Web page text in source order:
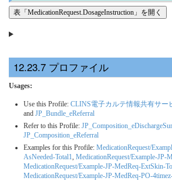
表「MedicationRequest.DosageInstruction」を開く
プロファイル
Usages:
Use this Profile: CLINS電子カルテ情報共有サー
and JP_Bundle_eReferral
Refer to this Profile:
JP_Composition_eReferral
Examples for this Profile: MedicationRequest/
AsNeeded-Total1, MedicationRequest/Example-JP-
MedicationRequest/Example-JP-MedReq-ExtSkin-
MedicationRequest/Example-JP-MedReq-PO-